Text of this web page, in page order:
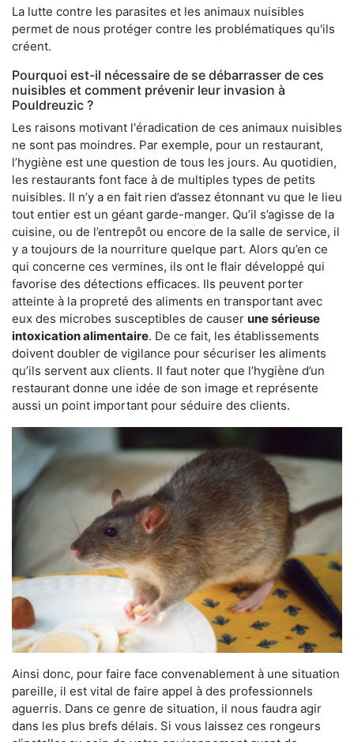
La lutte contre les parasites et les animaux nuisibles
permet de nous protéger contre les problématiques qu'ils
créent.
Pourquoi est-il nécessaire de se débarrasser de ces
nuisibles et comment prévenir leur invasion à
Pouldreuzic ?
Les raisons motivant l'éradication de ces animaux nuisibles
ne sont pas moindres. Par exemple, pour un restaurant,
l’hygiène est une question de tous les jours. Au quotidien,
les restaurants font face à de multiples types de petits
nuisibles. Il n’y a en fait rien d’assez étonnant vu que le lieu
tout entier est un géant garde-manger. Qu’il s’agisse de la
cuisine, ou de l’entrepôt ou encore de la salle de service, il
y a toujours de la nourriture quelque part. Alors qu’en ce
qui concerne ces vermines, ils ont le flair développé qui
favorise des détections efficaces. Ils peuvent porter
atteinte à la propreté des aliments en transportant avec
eux des microbes susceptibles de causer une sérieuse
intoxication alimentaire. De ce fait, les établissements
doivent doubler de vigilance pour sécuriser les aliments
qu’ils servent aux clients. Il faut noter que l’hygiène d’un
restaurant donne une idée de son image et représente
aussi un point important pour séduire des clients.
Ainsi donc, pour faire face convenablement à une situation
pareille, il est vital de faire appel à des professionnels
aguerris. Dans ce genre de situation, il nous faudra agir
dans les plus brefs délais. Si vous laissez ces rongeurs